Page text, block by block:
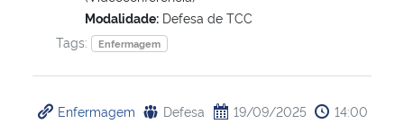
Modalidade: Defesa de TCC
Tags:
Enfermagem
Enfermagem Defesa 19/09/2025 14:00